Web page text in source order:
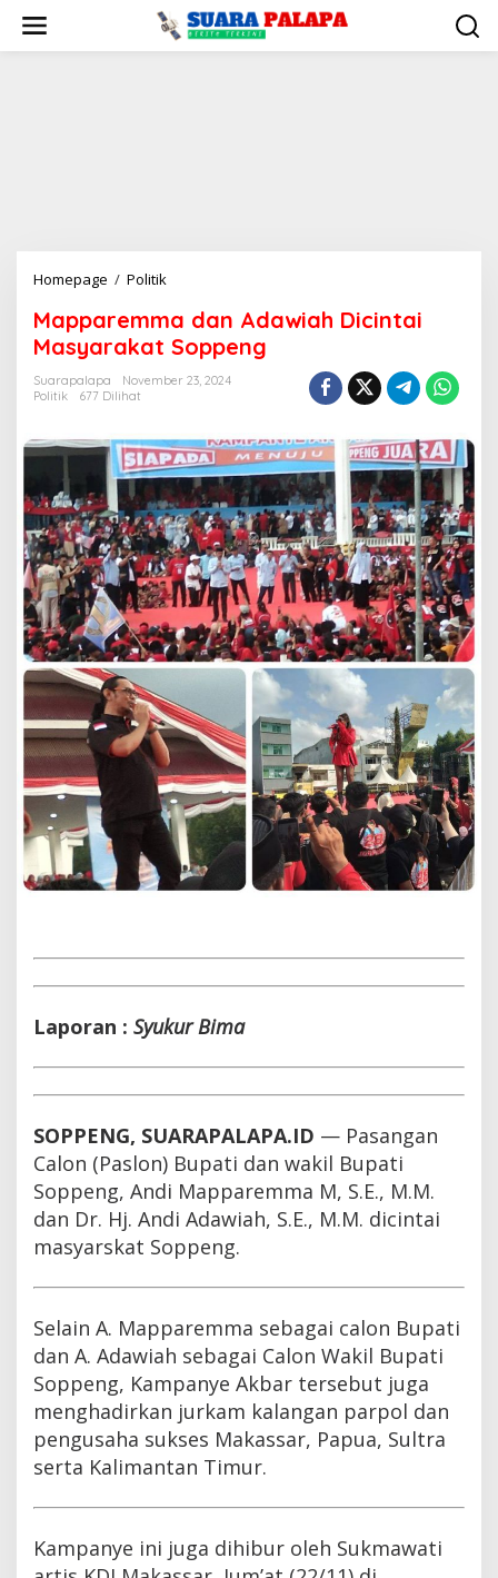
konten
Homepage / Politik
Adawiah
Dicintai
Soppeng
Mapparemma dan Adawiah Dicintai
Masyarakat Soppeng
Suarapalapa
November 23, 2024
Politik
677 Dilihat
Laporan : Syukur Bima
SOPPENG, SUARAPALAPA.ID — Pasangan
Calon (Paslon) Bupati dan wakil Bupati
Soppeng, Andi Mapparemma M, S.E., M.M.
dan Dr. Hj. Andi Adawiah, S.E., M.M. dicintai
masyarskat Soppeng.
Selain A. Mapparemma sebagai calon Bupati
dan A. Adawiah sebagai Calon Wakil Bupati
Soppeng, Kampanye Akbar tersebut juga
menghadirkan jurkam kalangan parpol dan
pengusaha sukses Makassar, Papua, Sultra
serta Kalimantan Timur.
Kampanye ini juga dihibur oleh Sukmawati